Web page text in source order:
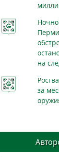
на
за